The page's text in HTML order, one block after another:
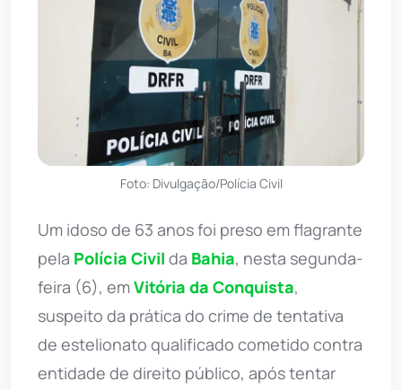
Foto: Divulgação/Polícia Civil
Um idoso de 63 anos foi preso em flagrante
pela Polícia Civil da Bahia, nesta segunda-
feira (6), emVitória da Conquista,
suspeito da prática do crime de tentativa
de estelionato qualificado cometido contra
entidade de direito público, após tentar